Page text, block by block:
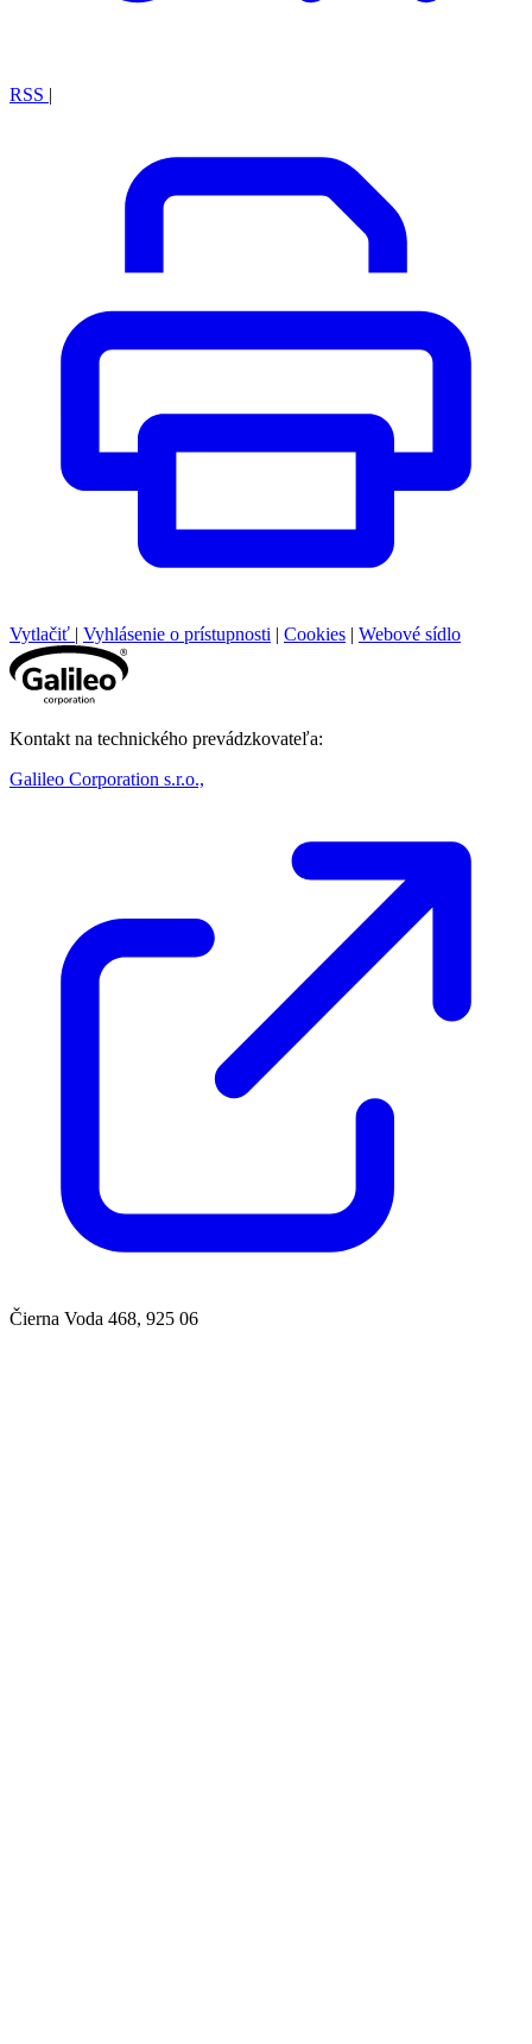
RSS |
Vytlačiť | Vyhlásenie o prístupnosti | Cookies | Webové sídlo
Kontakt na technického prevádzkovateľa:
Galileo Corporation s.r.o.,
Čierna Voda 468, 925 06